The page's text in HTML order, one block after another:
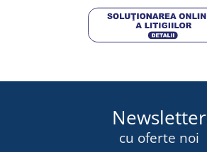
Newsletter
cu oferte noi